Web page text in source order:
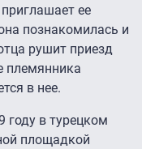
ее
познакомилась и
рушит приезд
племянника
в нее.
году в турецком
площадкой